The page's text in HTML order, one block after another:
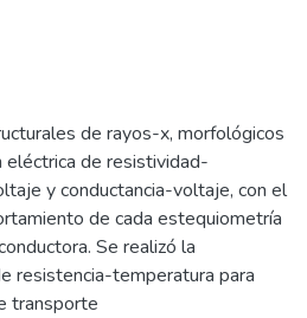
de rayos-x, morfológicos
eléctrica de resistividad-
y conductancia-voltaje, con el
de cada estequiometría
Se realizó la
resistencia-temperatura para
transporte